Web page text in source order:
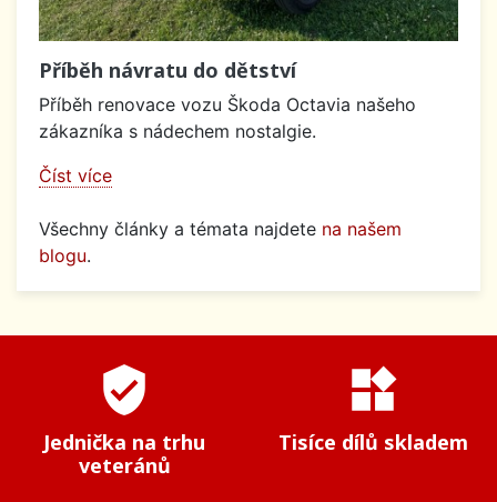
Příběh návratu do dětství
Příběh renovace vozu Škoda Octavia našeho
zákazníka s nádechem nostalgie.
Číst více
Všechny články a témata najdete na našem
blogu.
verified_user
Jednička na trhu
veteránů
widgets
Tisíce dílů skladem